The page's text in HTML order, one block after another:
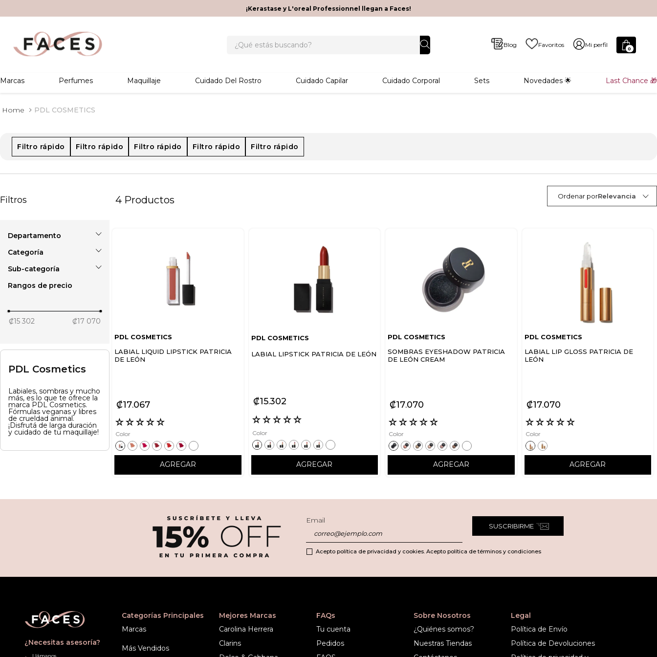
¡Kerastase y L'oreal Professionnel llegan a Faces!
Blog Favoritos Mi perfil
0
Marcas Perfumes Maquillaje Cuidado Del Rostro Cuidado Capilar Cuidado Corporal Sets Novedades 🌟 Last Chance 🎁
PDL COSMETICS
Filtro rápido Filtro rápido Filtro rápido Filtro rápido Filtro rápido
Filtros
Maquillaje
Labios
Ojos
Gloss
Labiales líquidos
Sombras
Rangos de precio
₡15 302 ₡17 070
PDL Cosmetics
Labiales, sombras y mucho
más, es lo que te ofrece la
marca PDL Cosmetics.
Fórmulas veganas y libres
de crueldad animal.
¡Disfrutá de larga duración
y cuidado de tu maquillaje!
4 Productos Ordenar porRelevancia
PDL COSMETICS
LABIAL LIQUID LIPSTICK PATRICIA
DE LEÓN
₡17067
☆☆☆☆☆
Color
AGREGAR
PDL COSMETICS
LABIAL LIPSTICK PATRICIA DE LEÓN
₡15302
☆☆☆☆☆
Color
AGREGAR
PDL COSMETICS
SOMBRAS EYESHADOW PATRICIA
DE LEÓN CREAM
₡17070
☆☆☆☆☆
Color
AGREGAR
PDL COSMETICS
LABIAL LIP GLOSS PATRICIA DE
LEÓN
₡17070
☆☆☆☆☆
Color
AGREGAR
Email
SUSCRIBIRME
Acepto política de privacidad y cookies. Acepto política de términos y condiciones
¿Necesitas asesoría?
Categorías Principales
Marcas
Más Vendidos
Mejores Marcas
Carolina Herrera
Clarins
FAQs
Tu cuenta
Pedidos
Sobre Nosotros
¿Quiénes somos?
Nuestras Tiendas
Legal
Política de Envío
Política de Devoluciones